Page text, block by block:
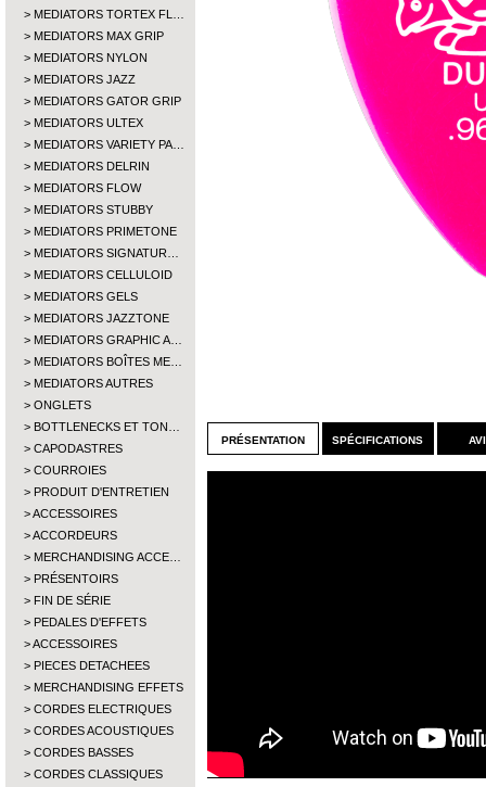
MEDIATORS TORTEX FL…
MEDIATORS MAX GRIP
MEDIATORS NYLON
MEDIATORS JAZZ
MEDIATORS GATOR GRIP
MEDIATORS ULTEX
MEDIATORS VARIETY PA…
MEDIATORS DELRIN
MEDIATORS FLOW
MEDIATORS STUBBY
MEDIATORS PRIMETONE
MEDIATORS SIGNATUR…
MEDIATORS CELLULOID
MEDIATORS GELS
MEDIATORS JAZZTONE
MEDIATORS GRAPHIC A…
MEDIATORS BOÎTES ME…
MEDIATORS AUTRES
ONGLETS
BOTTLENECKS ET TON…
CAPODASTRES
COURROIES
PRODUIT D'ENTRETIEN
ACCESSOIRES
ACCORDEURS
MERCHANDISING ACCE…
PRÉSENTOIRS
FIN DE SÉRIE
PEDALES D'EFFETS
ACCESSOIRES
PIECES DETACHEES
MERCHANDISING EFFETS
CORDES ELECTRIQUES
CORDES ACOUSTIQUES
CORDES BASSES
CORDES CLASSIQUES
présentation spécifications